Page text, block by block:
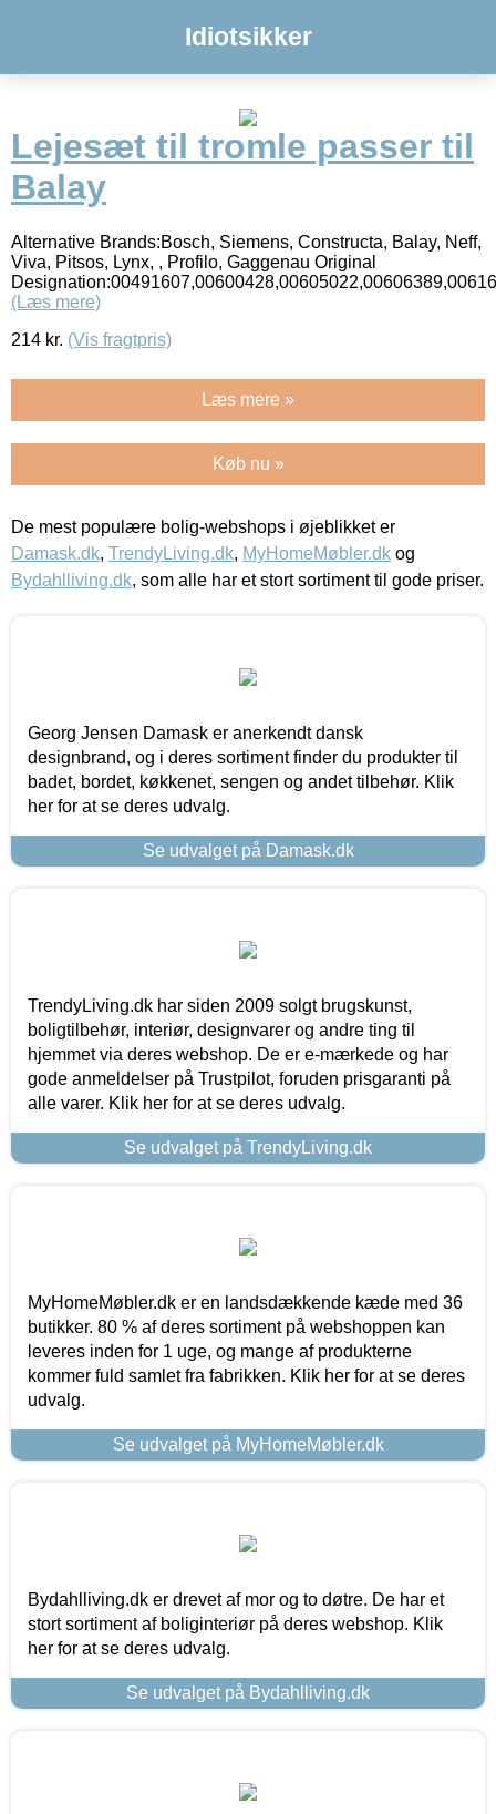
Idiotsikker
Lejesæt til tromle passer til
Balay
Alternative Brands:Bosch, Siemens, Constructa, Balay, Neff,
Viva, Pitsos, Lynx, , Profilo, Gaggenau Original
(Læs mere)
214 kr. (Vis fragtpris)
Læs mere »
Køb nu »
De mest populære bolig-webshops i øjeblikket er
Damask.dk, TrendyLiving.dk, MyHomeMøbler.dk og
Bydahlliving.dk, som alle har et stort sortiment til gode priser.
Georg Jensen Damask er anerkendt dansk
designbrand, og i deres sortiment finder du produkter til
badet, bordet, køkkenet, sengen og andet tilbehør. Klik
her for at se deres udvalg.
Se udvalget på Damask.dk
TrendyLiving.dk har siden 2009 solgt brugskunst,
boligtilbehør, interiør, designvarer og andre ting til
hjemmet via deres webshop. De er e-mærkede og har
gode anmeldelser på Trustpilot, foruden prisgaranti på
alle varer. Klik her for at se deres udvalg.
Se udvalget på TrendyLiving.dk
MyHomeMøbler.dk er en landsdækkende kæde med 36
butikker. 80 % af deres sortiment på webshoppen kan
leveres inden for 1 uge, og mange af produkterne
kommer fuld samlet fra fabrikken. Klik her for at se deres
udvalg.
Se udvalget på MyHomeMøbler.dk
Bydahlliving.dk er drevet af mor og to døtre. De har et
stort sortiment af boliginteriør på deres webshop. Klik
her for at se deres udvalg.
Se udvalget på Bydahlliving.dk